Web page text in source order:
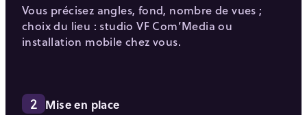
Vous précisez angles, fond, nombre de vues ;
choix du lieu : studio VF Com’Media ou
installation mobile chez vous.
2 Mise en place